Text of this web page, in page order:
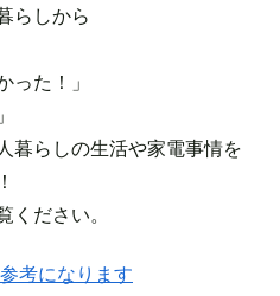
らしから
った！」
暮らしの生活や家電事情を
ください。
考になります